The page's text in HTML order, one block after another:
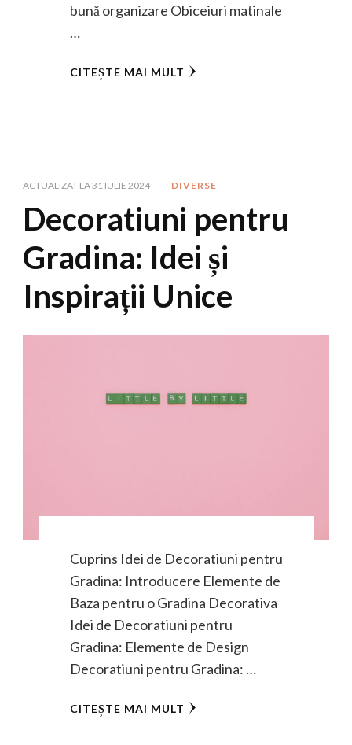
bună organizare Obiceiuri matinale
…
CITEȘTE MAI MULT
ACTUALIZAT LA31 IULIE 2024 DIVERSE
Decoratiuni pentru
Gradina: Idei și
Inspirații Unice
Cuprins Idei de Decoratiuni pentru
Gradina: Introducere Elemente de
Baza pentru o Gradina Decorativa
Idei de Decoratiuni pentru
Gradina: Elemente de Design
Decoratiuni pentru Gradina: …
CITEȘTE MAI MULT